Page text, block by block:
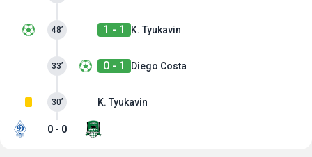
K. Tyukavin
30’
33’ 0 - 1 Diego Costa
K. Tyukavin
1 - 1
48’
0 - 0